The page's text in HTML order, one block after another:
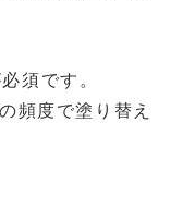
須です。
頻度で塗り替え